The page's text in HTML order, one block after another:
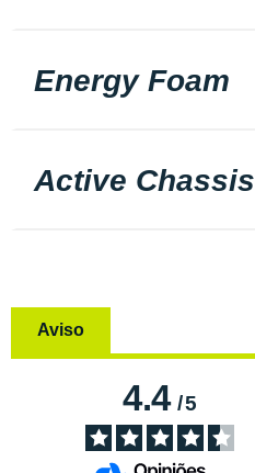
Energy Foam
Active Chassis
Aviso
4.4/5